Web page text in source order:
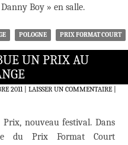
Boy » en salle.
POLOGNE PRIX FORMAT COURT
UN PRIX AU
2011 LAISSER UN COMMENTAIRE|
Prix, nouveau festival. Dans
du Prix Format Court